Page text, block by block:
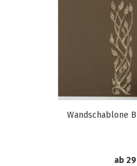
Wandschablone
ab